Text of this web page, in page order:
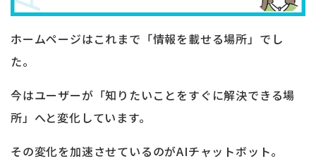
ホームページはこれまで「情報を載せる場所」でし
た。
今はユーザーが「知りたいことをすぐに解決できる場
所」へと変化しています。
その変化を加速させているのがAIチャットボット。